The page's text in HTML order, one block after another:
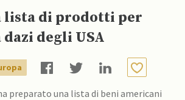
lista di prodotti per
degli USA
preparato una lista di beni americani